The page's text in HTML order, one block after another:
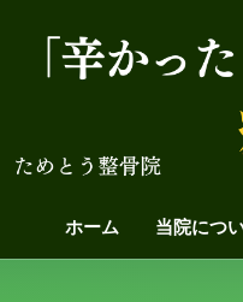
ホーム 当院につ